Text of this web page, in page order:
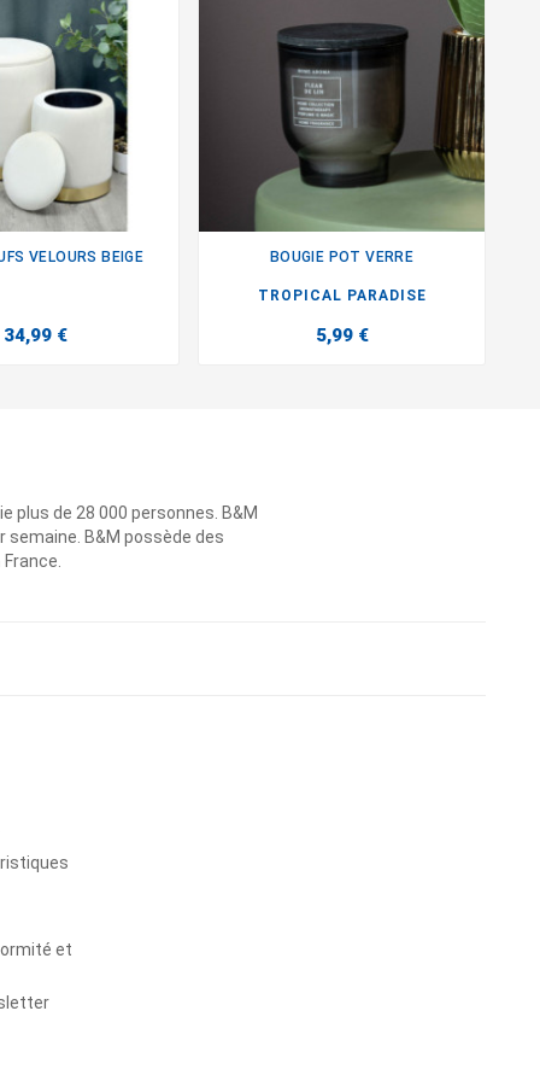
VELOURS BEIGE
34,99 €
BOUGIE POT VERRE
TROPICAL PARADISE
5,99 €
plus de 28 000 personnes. B&M
B&M possède des
et